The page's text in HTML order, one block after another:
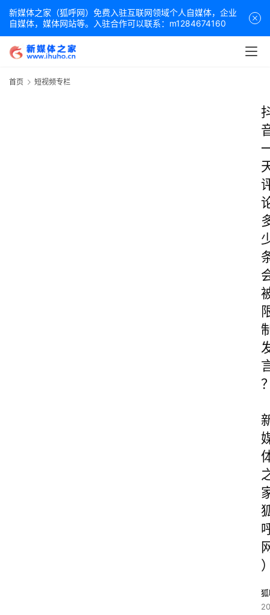
新媒体之家（狐呼网）免费入驻互联网领域个人自媒体，企业
自媒体，媒体网站等。入驻合作可以联系：m1284674160
首页 短视频专栏